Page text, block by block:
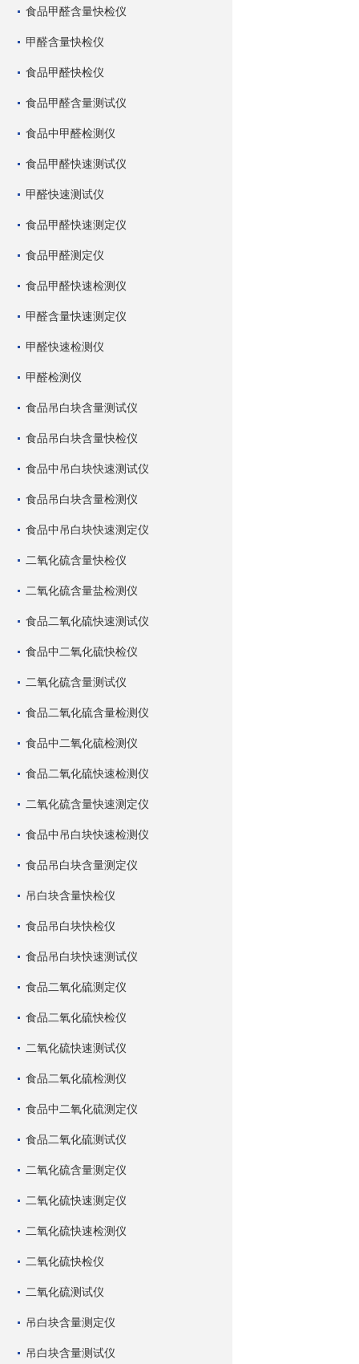
食品甲醛含量快检仪
甲醛含量快检仪
食品甲醛快检仪
食品甲醛含量测试仪
食品中甲醛检测仪
食品甲醛快速测试仪
甲醛快速测试仪
食品甲醛快速测定仪
食品甲醛测定仪
食品甲醛快速检测仪
甲醛含量快速测定仪
甲醛快速检测仪
甲醛检测仪
食品吊白块含量测试仪
食品吊白块含量快检仪
食品中吊白块快速测试仪
食品吊白块含量检测仪
食品中吊白块快速测定仪
二氧化硫含量快检仪
二氧化硫含量盐检测仪
食品二氧化硫快速测试仪
食品中二氧化硫快检仪
二氧化硫含量测试仪
食品二氧化硫含量检测仪
食品中二氧化硫检测仪
食品二氧化硫快速检测仪
二氧化硫含量快速测定仪
食品中吊白块快速检测仪
食品吊白块含量测定仪
吊白块含量快检仪
食品吊白块快检仪
食品吊白块快速测试仪
食品二氧化硫测定仪
食品二氧化硫快检仪
二氧化硫快速测试仪
食品二氧化硫检测仪
食品中二氧化硫测定仪
食品二氧化硫测试仪
二氧化硫含量测定仪
二氧化硫快速测定仪
二氧化硫快速检测仪
二氧化硫快检仪
二氧化硫测试仪
吊白块含量测定仪
吊白块含量测试仪